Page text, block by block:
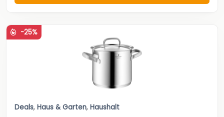
-25%
Deals, Haus & Garten, Haushalt